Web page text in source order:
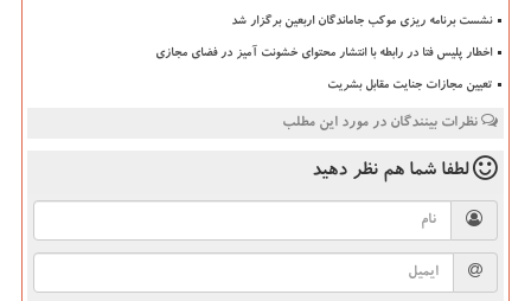
نشست برنامه ریزی موکب جاماندگان اربعین برگزار شد
اخطار پلیس فتا در رابطه با انتشار محتوای خشونت آمیز در فضای مجازی
تعیین مجازات جنایت مقابل بشریت
نظرات بینندگان در مورد این مطلب
لطفا شما هم نظر دهید